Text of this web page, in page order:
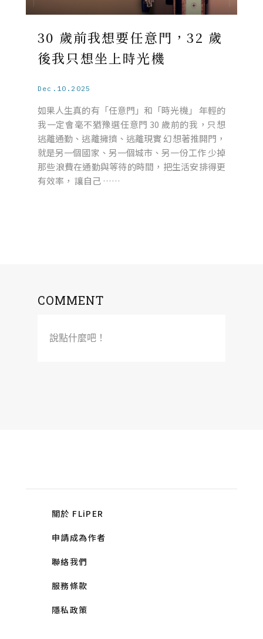
30 歲前我想要任意門，32 歲
後我只想坐上時光機
Dec.10.2025
如果人生真的有「任意門」和「時光機」 年輕的
我一定會毫不猶豫選任意門 30 歲前的我，只想
逃離通勤、逃離擁擠、逃離現實 幻想著推開門，
就是另一個國家、另一個城市、另一份工作 少掉
那些浪費在通勤與等待的時間，把生活安排得更
有效率， 讓自己 ……
COMMENT
說點什麼吧！
關於 FLiPER
申請成為作者
聯絡我們
服務條款
隱私政策